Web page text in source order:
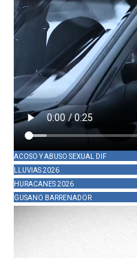
ACOSO Y ABUSO SEXUAL DIF
LLUVIAS 2026
HURACANES 2026
GUSANO BARRENADOR